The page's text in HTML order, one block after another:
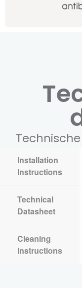
Installation
Instructions
Technical
Datasheet
Cleaning
Instructions